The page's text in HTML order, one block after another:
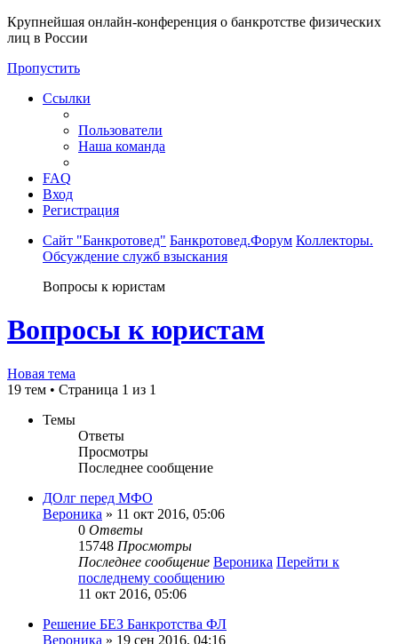
Крупнейшая онлайн-конференция о банкротстве физических
лиц в России
Пропустить
Ссылки
Пользователи
Наша команда
FAQ
Вход
Регистрация
Сайт "Банкротовед" Банкротовед.Форум Коллекторы.
Обсуждение служб взыскания
Вопросы к юристам
Вопросы к юристам
Новая тема
19 тем • Страница 1 из 1
Темы
Ответы
Просмотры
Последнее сообщение
ДОлг перед МФО
Вероника » 11 окт 2016, 05:06
0 Ответы
15748 Просмотры
Последнее сообщение Вероника Перейти к
последнему сообщению
11 окт 2016, 05:06
Решение БЕЗ Банкротства ФЛ
Вероника » 19 сен 2016, 04:16